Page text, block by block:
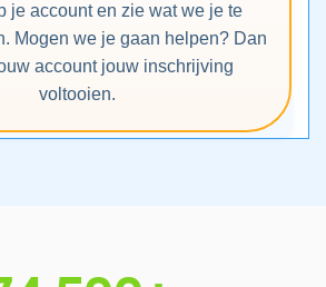
je account en zie wat we je te
Mogen we je gaan helpen? Dan
account jouw inschrijving
voltooien.